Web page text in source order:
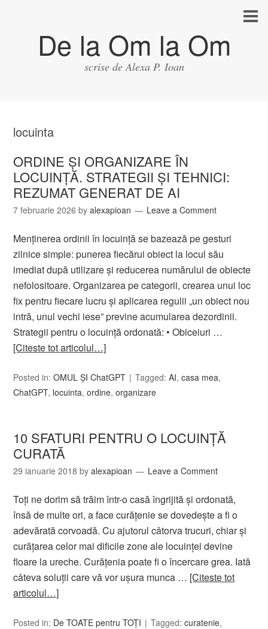
De la Om la Om
scrise de Alexa P. Ioan
locuinta
ORDINE ȘI ORGANIZARE ÎN
LOCUINȚĂ. STRATEGII ȘI TEHNICI:
REZUMAT GENERAT DE AI
7 februarie 2026 byalexapioan Leave a Comment
Menținerea ordinii în locuință se bazează pe gesturi
zilnice simple: punerea fiecărui obiect la locul său
imediat după utilizare și reducerea numărului de obiecte
nefolositoare. Organizarea pe categorii, crearea unui loc
fix pentru fiecare lucru și aplicarea regulii „un obiect nou
intră, unul vechi iese” previne acumularea dezordinii.
Strategii pentru o locuință ordonată: • Obiceiuri …
[Citeste tot articolul…]
Posted in:OMUL ȘI ChatGPT Tagged:AI,casa mea,
ChatGPT, locuinta,ordine,organizare
10 SFATURI PENTRU O LOCUINŢĂ
CURATĂ
29 ianuarie 2018 byalexapioan Leave a Comment
Toţi ne dorim să trăim într-o casă îngrijită şi ordonată,
însă de multe ori, a face curăţenie se dovedeşte a fi o
adevărată corvoadă. Cu ajutorul câtorva trucuri, chiar şi
curăţarea celor mai dificile zone ale locuinţei devine
floare la ureche. Curăţenia poate fi o încercare grea. Iată
câteva soluţii care vă vor uşura munca … [Citeste tot
articolul…]
Posted in: De TOATE pentru TOȚI Tagged:curatenie,